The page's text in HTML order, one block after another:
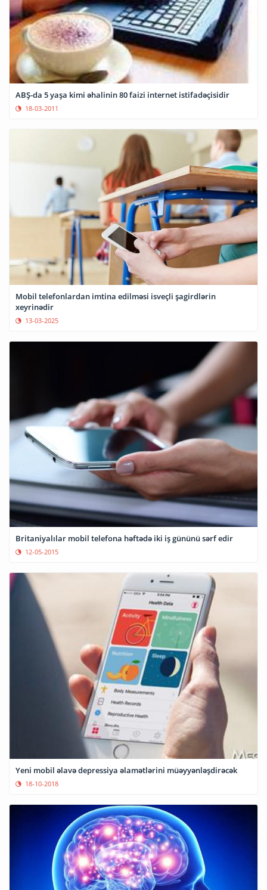
ABŞ-da 5 yaşa kimi əhalinin 80 faizi internet istifadəçisidir
18-03-2011
Mobil telefonlardan imtina edilməsi isveçli şagirdlərin
xeyrinədir
13-03-2025
Britaniyalılar mobil telefona həftədə iki iş gününü sərf edir
12-05-2015
Yeni mobil əlavə depressiya əlamətlərini müəyyənləşdirəcək
18-10-2018